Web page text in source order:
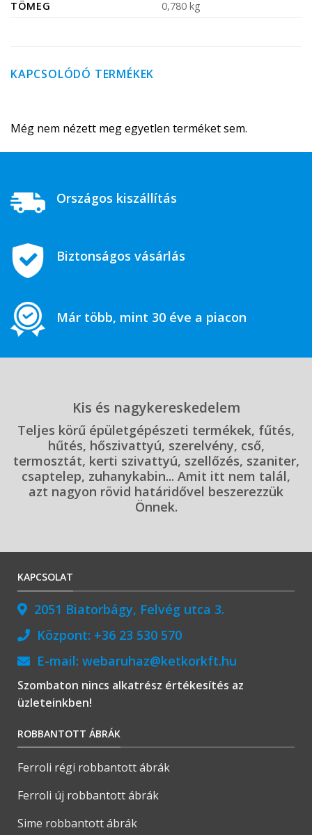
TÖMEG 0,780 kg
KAPCSOLÓDÓ TERMÉKEK
Még nem nézett meg egyetlen terméket sem.
Országos kiszállítás
Biztonságos vásárlás
Már több, mint 30 éve a piacon
Kis és nagykereskedelem
Teljes körű épületgépészeti termékek, fűtés,
hűtés, hőszivattyú, szerelvény, cső,
termosztát, kerti szivattyú, szellőzés, szaniter,
csaptelep, zuhanykabin... Amit itt nem talál,
azt nagyon rövid határidővel beszerezzük
Önnek.
KAPCSOLAT
2051 Biatorbágy, Felvég utca 3.
Központ: +36 23 530 570
E-mail: webaruhaz@ketkorkft.hu
Szombaton nincs alkatrész értékesítés az
üzleteinkben!
ROBBANTOTT ÁBRÁK
Ferroli régi robbantott ábrák
Ferroli új robbantott ábrák
Sime robbantott ábrák